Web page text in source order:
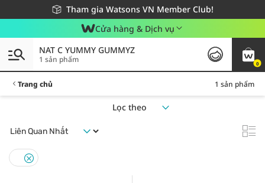
Tham gia Watsons VN Member Club!
Miễn phí giao hàng cho đơn hàng từ 249,000Đ
Giao hàng nhanh 24h - Áp dụng khu vực TP. Hồ Chí Minh
Cửa hàng & Dịch vụ
0
NAT C YUMMY GUMMYZ
1 sản phẩm
Trang chủ 1 sản phẩm
Lọc theo